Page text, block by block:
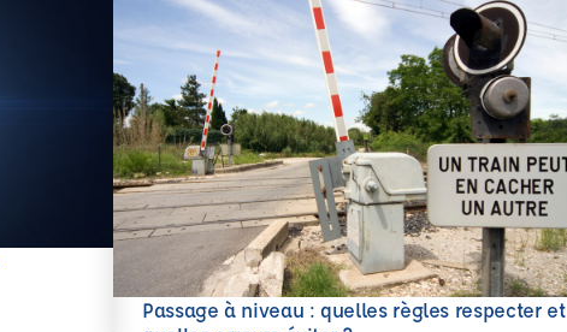
Passage à niveau : quelles règles respecter et